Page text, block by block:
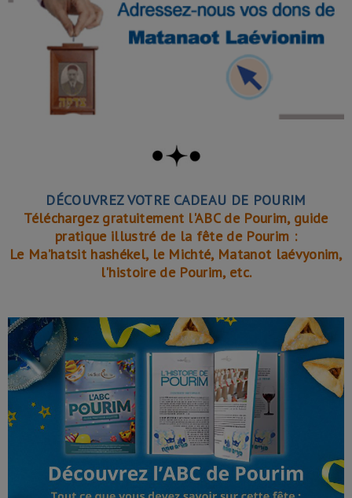
DÉCOUVREZ VOTRE CADEAU DE POURIM
Téléchargez gratuitement l'ABC de Pourim, guide
pratique illustré de la fête de Pourim :
Le Ma’hatsit hashékel, le Michté, Matanot laévyonim,
l'histoire de Pourim, etc.